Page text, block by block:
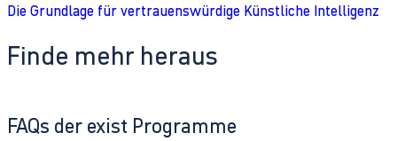
Die Grundlage für vertrauenswürdige Künstliche Intelligenz
Finde mehr heraus
FAQs der exist Programme